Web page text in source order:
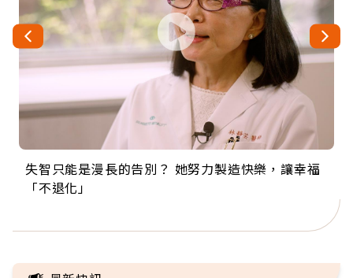
失智只能是漫長的告別？ 她努力製造快樂，讓幸福
「不退化」
來自剛果的巧克力神父 為台灣奉獻36年 「台灣是我
的家，我連作夢都講台語！」
63歲卸矽谷副總、搬回台灣找快樂！「蛋黃哥小
丑」走進安養院，逗樂上萬爺奶：退休後才開始真
104歲打破金氏世界紀錄 成為全球最年長羽球選
手，分享長壽的秘密原來是「這個」
事業巔峰他選擇追夢…黑手阿伯拉小提琴還登上小
巨蛋！連CNN都大讚！